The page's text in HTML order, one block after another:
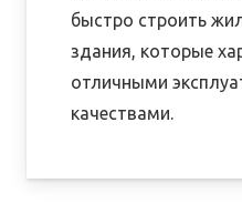
быстро строить
здания, которые
отличными
качествами.